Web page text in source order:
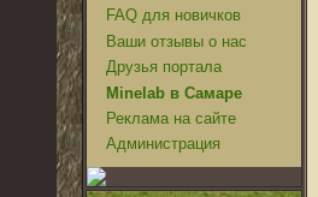
FAQ для новичков
Ваши отзывы о нас
Друзья портала
Minelab в Самаре
Реклама на сайте
Администрация